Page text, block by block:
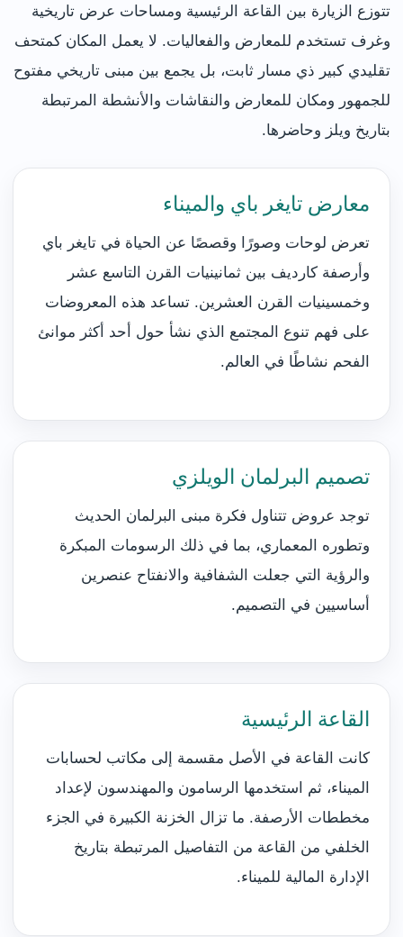
تتوزع الزيارة بين القاعة الرئيسية ومساحات عرض تاريخية
وغرف تستخدم للمعارض والفعاليات. لا يعمل المكان كمتحف
تقليدي كبير ذي مسار ثابت، بل يجمع بين مبنى تاريخي مفتوح
للجمهور ومكان للمعارض والنقاشات والأنشطة المرتبطة
بتاريخ ويلز وحاضرها.
معارض تايغر باي والميناء
تعرض لوحات وصورًا وقصصًا عن الحياة في تايغر باي
وأرصفة كارديف بين ثمانينيات القرن التاسع عشر
وخمسينيات القرن العشرين. تساعد هذه المعروضات
على فهم تنوع المجتمع الذي نشأ حول أحد أكثر موانئ
الفحم نشاطًا في العالم.
تصميم البرلمان الويلزي
توجد عروض تتناول فكرة مبنى البرلمان الحديث
وتطوره المعماري، بما في ذلك الرسومات المبكرة
والرؤية التي جعلت الشفافية والانفتاح عنصرين
أساسيين في التصميم.
القاعة الرئيسية
كانت القاعة في الأصل مقسمة إلى مكاتب لحسابات
الميناء، ثم استخدمها الرسامون والمهندسون لإعداد
مخططات الأرصفة. ما تزال الخزنة الكبيرة في الجزء
الخلفي من القاعة من التفاصيل المرتبطة بتاريخ
الإدارة المالية للميناء.